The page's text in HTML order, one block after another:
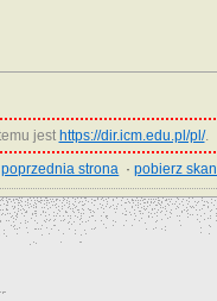
jest https://dir.icm.edu.pl/pl/.
poprzednia strona ·pobierz skan